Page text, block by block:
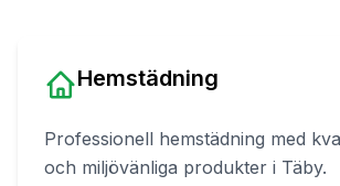
Hemstädning
Professionell hemstädning med
och miljövänliga produkter i Täby.